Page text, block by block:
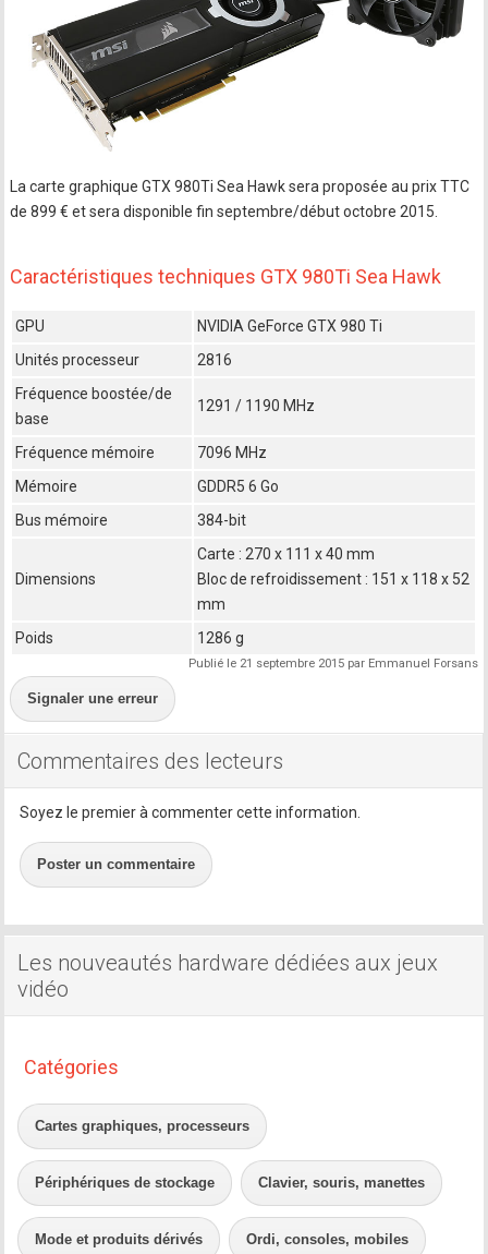
La carte graphique GTX 980Ti Sea Hawk sera proposée au prix TTC
de 899 € et sera disponible fin septembre/début octobre 2015.
Caractéristiques techniques GTX 980Ti Sea Hawk
GPU
NVIDIA GeForce GTX 980 Ti
Unités processeur
2816
Fréquence boostée/de
base
1291 / 1190 MHz
Fréquence mémoire
7096 MHz
Mémoire
GDDR5 6 Go
Bus mémoire
384-bit
Dimensions
Carte : 270 x 111 x 40 mm
Bloc de refroidissement : 151 x 118 x 52
mm
Poids
1286 g
Publié le 21 septembre 2015 par Emmanuel Forsans
Signaler une erreur
Commentaires des lecteurs
Soyez le premier à commenter cette information.
Poster un commentaire
Les nouveautés hardware dédiées aux jeux
vidéo
Catégories
Cartes graphiques, processeurs
Périphériques de stockage Clavier, souris, manettes
Mode et produits dérivés Ordi, consoles, mobiles